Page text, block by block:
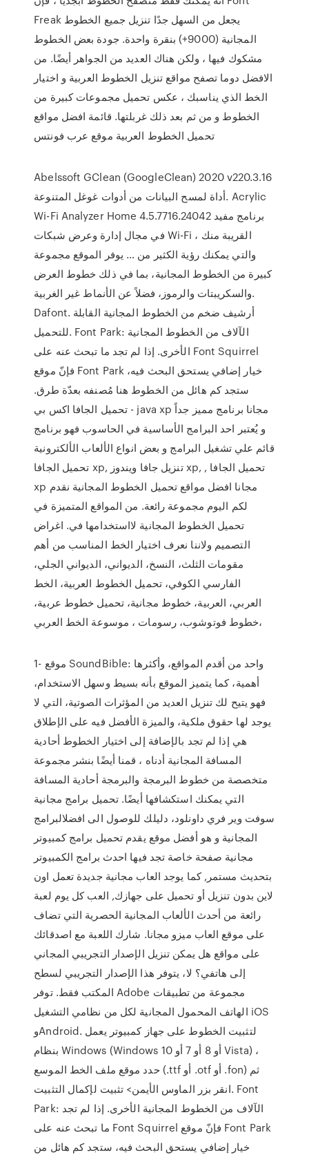
Freak يجعل من السهل جدًا تنزيل جميع الخطوط
المجانية (9000+) بنقرة واحدة. جودة بعض الخطوط
مشكوك فيها ، ولكن هناك العديد من الجواهر أيضًا. من
الافضل دوما تصفح مواقع تنزيل الخطوط العربية و اختيار
الخط الذي يناسبك ، عكس تحميل مجموعات كبيرة من
الخطوط و من ثم بعد ذلك غربلتها. قائمة افضل مواقع
تحميل الخطوط العربية موقع عرب فونتس
Abelssoft GClean (GoogleClean) 2020 v220.3.16
أداة لمسح البيانات من أدوات غوغل المتنوعة. Acrylic
Wi-Fi Analyzer Home 4.5.7716.24042 برنامج مفيد
في مجال إدارة وعرض شبكات Wi-Fi القريبة منك ،
والتي يمكنك رؤية الكثير من … يوفر الموقع مجموعة
كبيرة من الخطوط المجانية، بما في ذلك خطوط العرض
والسكريبتات والرموز، فضلاً عن الأنماط غير الغربية.
Dafont. أرشيف ضخم من الخطوط المجانية القابلة
للتحميل. Font Park: الآلاف من الخطوط المجانية
الأخرى. إذا لم تجد ما تبحث عنه على Font Squirrel
فإنّ موقع Font Park خيار إضافي يستحق البحث فيه،
ستجد كم هائل من الخطوط هنا مُصنفه بعدّة طرق.
تحميل الجافا اكس بي - java xp مجانا برنامج مميز جداً
و يُعتبر احد البرامج الأساسية في الحاسوب فهو برنامج
قائم علي تشغيل البرامج و بعض انواع الألعاب الألكترونية
تحميل الجافا xp, تنزيل جافا ويندوز xp, , تحميل الجافا
xp مجانا افضل مواقع تحميل الخطوط المجانية نقدم
لكم اليوم مجموعة رائعة. من المواقع المتميزة في
تحميل الخطوط المجانية لااستخدامها في. اغراض
التصميم ولاننا نعرف اختيار الخط المناسب من أهم
مقومات الثلث، النسخ، الديواني، الديواني الجلي،
الفارسي الكوفي، تحميل الخطوط العربية، الخط
العربي، العربية، خطوط مجانية، تحميل خطوط عربية،
خطوط فوتوشوب، رسومات ، موسوعة الخط العربي،
1- موقع SoundBible: واحد من أقدم المواقع، وأكثرها
أهمية، كما يتميز الموقع بأنه بسيط وسهل الاستخدام،
فهو يتيح لك تنزيل العديد من المؤثرات الصوتية، التي لا
يوجد لها حقوق ملكية، والميزة الأفضل فيه على الإطلاق
هي إذا لم تجد بالإضافة إلى اختيار الخطوط أحادية
المسافة المجانية أدناه ، قمنا أيضًا بنشر مجموعة
متخصصة من خطوط البرمجة والبرمجة أحادية المسافة
التي يمكنك استكشافها أيضًا. تحميل برامج مجانية
سوفت وير فري داونلود، دليلك للوصول الى افضلالبرامج
المجانية و هو أفضل موقع يقدم تحميل برامج كمبيوتر
مجانية صفحة خاصة تجد فيها احدث برامج الكمبيوتر
بتحديث مستمر, كما يوجد العاب مجانية جديدة تعمل اون
لاين بدون تنزيل أو تحميل على جهازك, العب كل يوم لعبة
رائعة من أحدث الألعاب المجانية الحصرية التي تضاف
على موقع العاب ميزو مجانا. شارك اللعبة مع اصدقائك
على مواقع هل يمكن تنزيل الإصدار التجريبي المجاني
إلى هاتفي؟ لا، يتوفر هذا الإصدار التجريبي لسطح
المكتب فقط. توفر Adobe مجموعة من تطبيقات
الهاتف المحمول المجانية لكل من نظامي التشغيل iOS
وAndroid. لتثبيت الخطوط على جهاز كمبيوتر يعمل
بنظام Windows (Windows 10 أو 8 أو 7 أو Vista) ،
حدد موقع ملف الخط الموسع (.ttf أو .otf أو .fon) ثم
انقر بزر الماوس الأيمن> تثبيت لإكمال التثبيت. Font
Park: الآلاف من الخطوط المجانية الأخرى. إذا لم تجد
ما تبحث عنه على Font Squirrel فإنّ موقع Font Park
خيار إضافي يستحق البحث فيه، ستجد كم هائل من